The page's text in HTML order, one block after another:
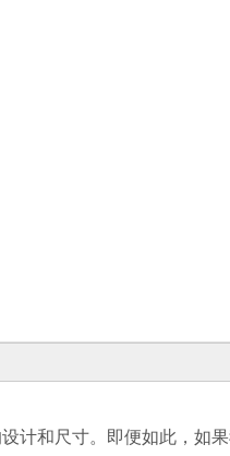
计和尺寸。即便如此，如